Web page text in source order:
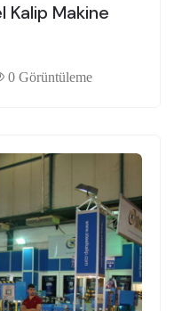
Makine
0 Görüntüleme